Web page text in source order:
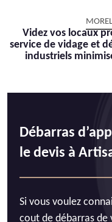
Videz vos locaux
service de vidage et
industriels
Débarras
le devis à
Si vous voulez
cout de débarras